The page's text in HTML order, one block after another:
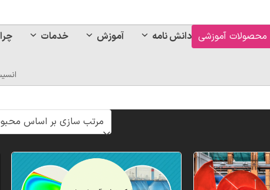
خدمات آموزش دانش نامه محصولات آموزشی